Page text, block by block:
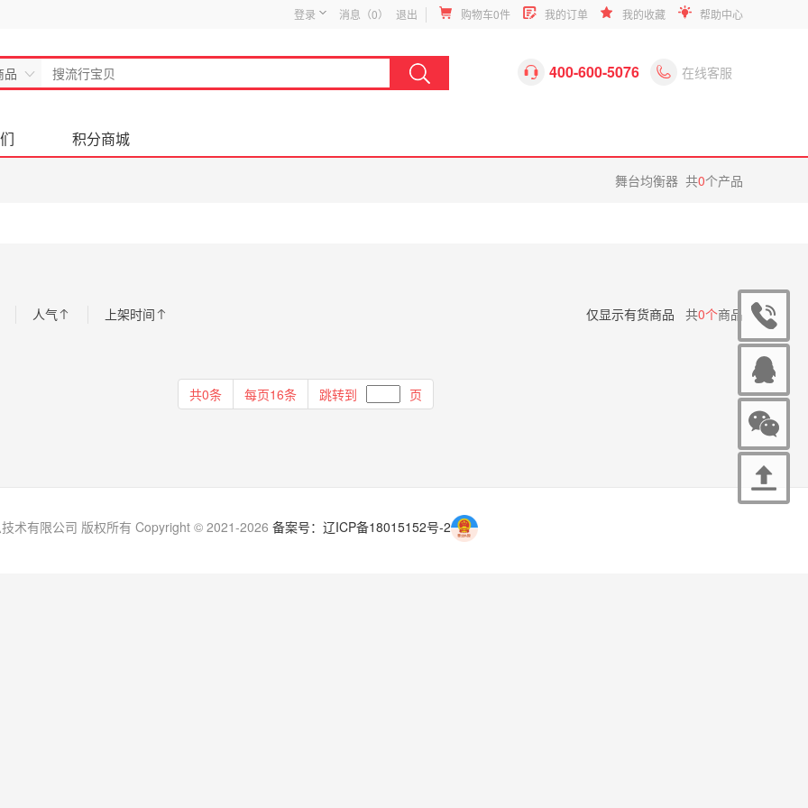
登录 消息（0） 退出 购物车0件 我的订单 我的收藏 帮助中心
品  400-600-5076  在线客服
积分商城
舞台均衡器 共0个产品
人气 上架时间 仅显示有货商品 共0个商品
共0条 每页16条 跳转到 页
术有限公司 版权所有 Copyright © 2021-2026 备案号：辽ICP备18015152号-2